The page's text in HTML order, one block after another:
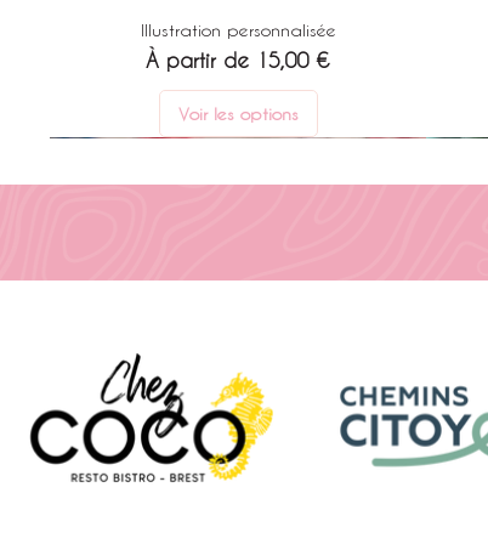
Illustration personnalisée
À partir de 15,00 €
Prix promotionnel
Voir les options